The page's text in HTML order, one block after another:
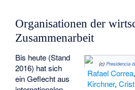
Organisationen der
Zusammenarbeit
(c) Presidencia
Rafael Correa,
Kirchner,
Bis heute (Stand
2016) hat sich
ein Geflecht aus